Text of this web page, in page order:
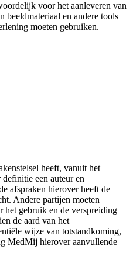
voor het aanleveren van
beeldmateriaal en andere tools
moeten gebruiken.
heeft, vanuit het
een auteur en
afspraken hierover heeft de
Andere partijen moeten
gebruik en de verspreiding
de aard van het
wijze van totstandkoming,
MedMij hierover aanvullende